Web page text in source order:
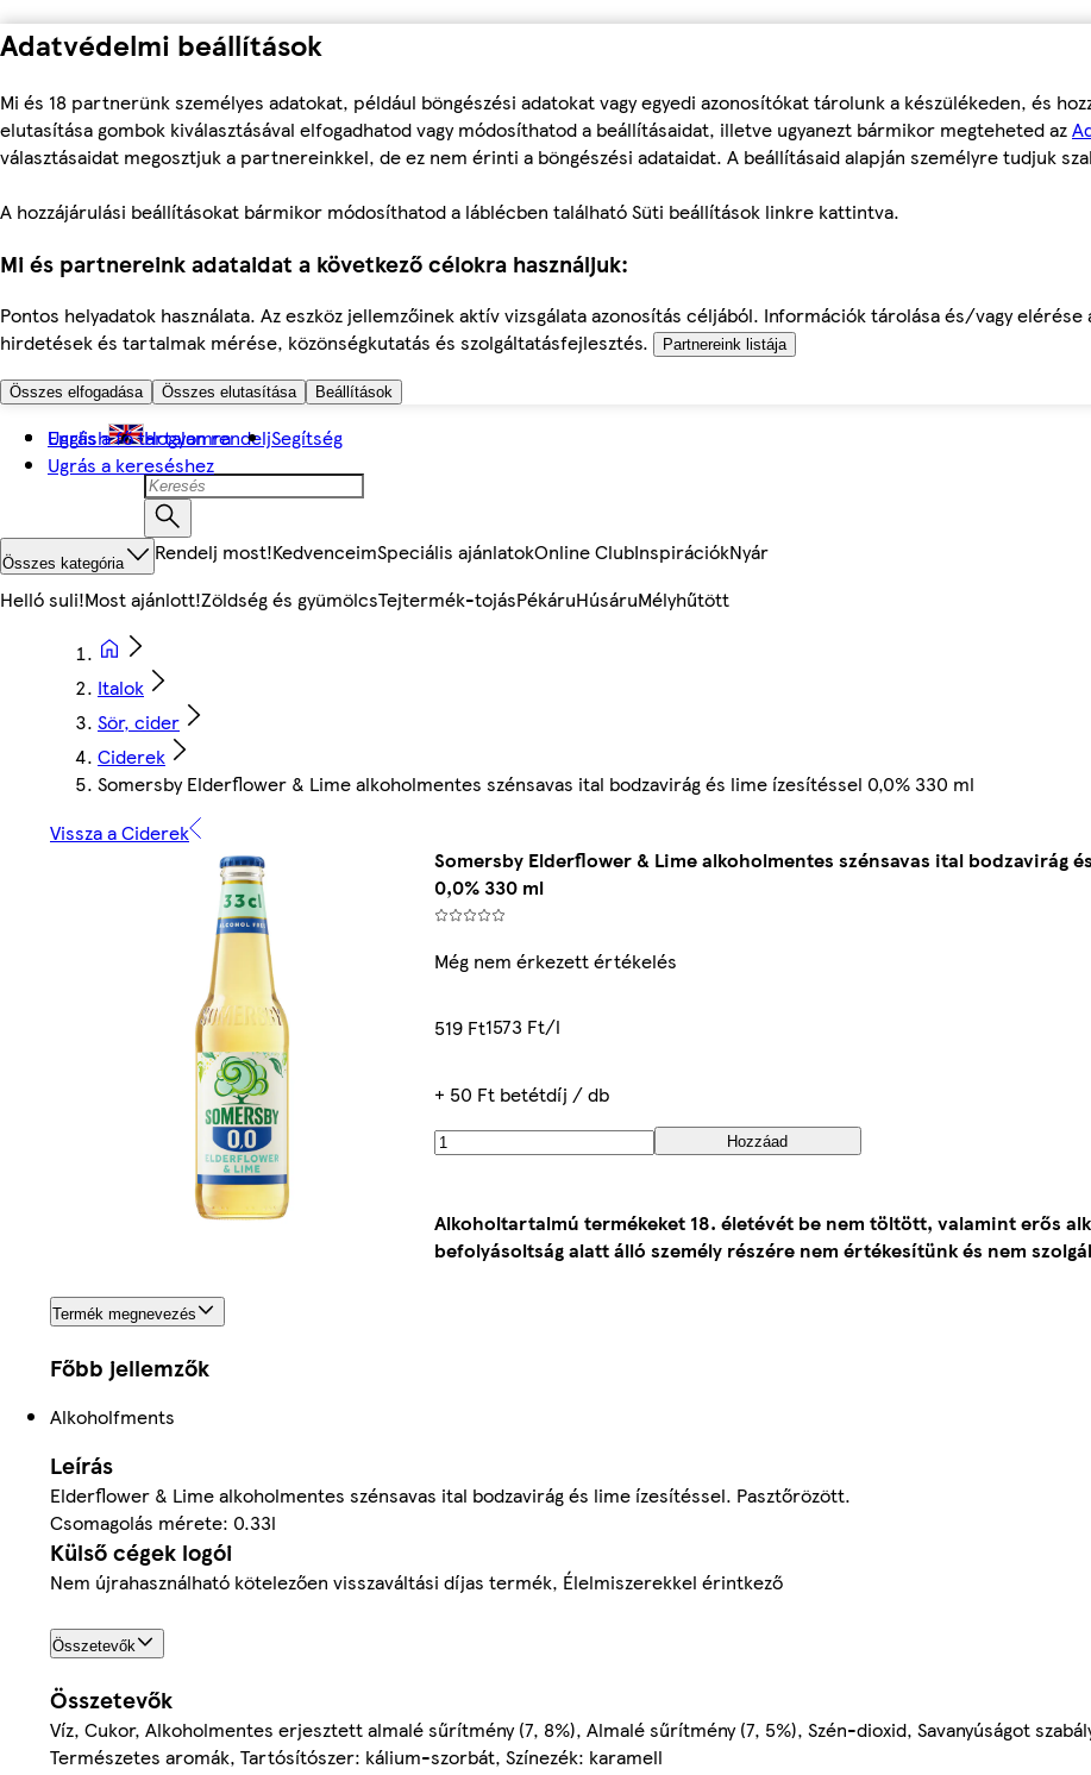
Adatvédelmi beállítások
Mi és 18 partnerünk személyes adatokat, például böngészési adatokat vagy egyedi azonosítókat tárolunk a készülékeden, és
elutasítása gombok kiválasztásával elfogadhatod vagy módosíthatod a beállításaidat, illetve ugyanezt bármikor megteheted az
választásaidat megosztjuk a partnereinkkel, de ez nem érinti a böngészési adataidat. A beállításaid alapján személyre tudjuk
A hozzájárulási beállításokat bármikor módosíthatod a láblécben található Süti beállítások linkre kattintva.
Mi és partnereink adataidat a következő célokra használjuk:
Pontos helyadatok használata. Az eszköz jellemzőinek aktív vizsgálata azonosítás céljából. Információk tárolása és/vagy
hirdetések és tartalmak mérése, közönségkutatás és szolgáltatásfejlesztés.
Partnereink listája
Összes elfogadása Összes elutasítása Beállítások
Ugrás a fő tartalomra
Ugrás a kereséshez
English Hogyan rendeljSegítség
Összes kategória Rendelj most!KedvenceimSpeciális ajánlatokOnline ClubInspirációkNyár
Helló suli!Most ajánlott!Zöldség és gyümölcsTejtermék-tojásPékáruHúsáruMélyhűtött
Italok
Sör, cider
Ciderek
Somersby Elderflower & Lime alkoholmentes szénsavas ital bodzavirág és lime ízesítéssel 0,0% 330 ml
Vissza a Ciderek
Somersby Elderflower & Lime alkoholmentes szénsavas ital bodzavirág
0,0% 330 ml
Még nem érkezett értékelés
519 Ft1573 Ft/l
+ 50 Ft betétdíj / db
Hozzáad
Alkoholtartalmú termékeket 18. életévét be nem töltött, valamint erős
befolyásoltság alatt álló személy részére nem értékesítünk és nem
Termék megnevezés
Főbb jellemzők
Alkoholfments
Leírás
Elderflower & Lime alkoholmentes szénsavas ital bodzavirág és lime ízesítéssel. Pasztőrözött.
Csomagolás mérete: 0.33l
Külső cégek logói
Nem újrahasználható kötelezően visszaváltási díjas termék, Élelmiszerekkel érintkező
Összetevők
Összetevők
Víz, Cukor, Alkoholmentes erjesztett almalé sűrítmény (7, 8%), Almalé sűrítmény (7, 5%), Szén-dioxid, Savanyúságot
Természetes aromák, Tartósítószer: kálium-szorbát, Színezék: karamell